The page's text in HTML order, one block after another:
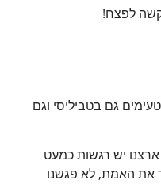
לפצח!
גם בטביליסי וגם
יש רגשות כמעט
האמת, לא פגשנו